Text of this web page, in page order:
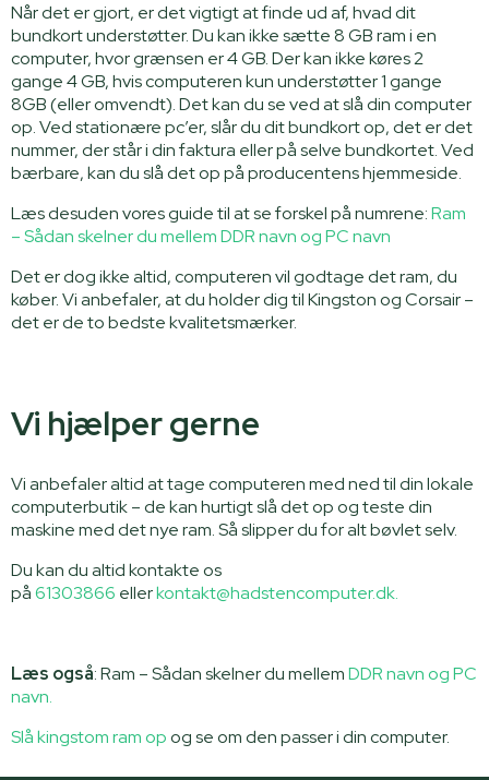
Når det er gjort, er det vigtigt at finde ud af, hvad dit
bundkort understøtter. Du kan ikke sætte 8 GB ram i en
computer, hvor grænsen er 4 GB. Der kan ikke køres 2
gange 4 GB, hvis computeren kun understøtter 1 gange
8GB (eller omvendt). Det kan du se ved at slå din computer
op. Ved stationære pc’er, slår du dit bundkort op, det er det
nummer, der står i din faktura eller på selve bundkortet. Ved
bærbare, kan du slå det op på producentens hjemmeside.
Læs desuden vores guide til at se forskel på numrene:Ram
– Sådan skelner du mellem DDR navn og PC navn
Det er dog ikke altid, computeren vil godtage det ram, du
køber. Vi anbefaler, at du holder dig til Kingston og Corsair –
det er de to bedste kvalitetsmærker.
Vi hjælper gerne
Vi anbefaler altid at tage computeren med ned til din lokale
computerbutik – de kan hurtigt slå det op og teste din
maskine med det nye ram. Så slipper du for alt bøvlet selv.
Du kan du altid kontakte os
på61303866 ellerkontakt@hadstencomputer.dk.
Læs også: Ram – Sådan skelner du mellemDDR navn og PC
navn.
Slå kingstom ram opog se om den passer i din computer.